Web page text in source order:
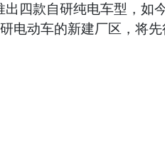
出四款自研纯电车型，如
电动车的新建厂区，将